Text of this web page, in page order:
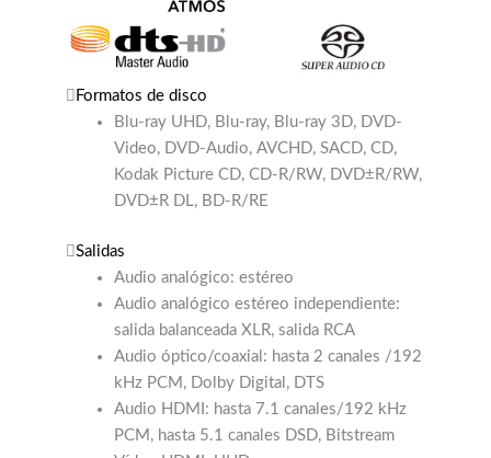
Formatos de disco
Blu-ray UHD, Blu-ray, Blu-ray 3D, DVD-
Video, DVD-Audio, AVCHD, SACD, CD,
Kodak Picture CD, CD-R/RW, DVD±R/RW,
DVD±R DL, BD-R/RE
Salidas
Audio analógico: estéreo
Audio analógico estéreo independiente:
salida balanceada XLR, salida RCA
Audio óptico/coaxial: hasta 2 canales /192
kHz PCM, Dolby Digital, DTS
Audio HDMI: hasta 7.1 canales/192 kHz
PCM, hasta 5.1 canales DSD, Bitstream